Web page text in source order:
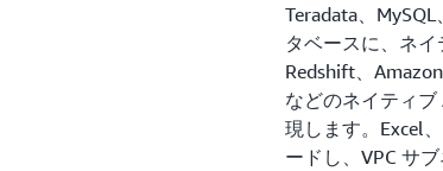
Teradata、
タベースに、ネ
Redshift、
などのネイティ
現します。Excel
ードし、VPC サ